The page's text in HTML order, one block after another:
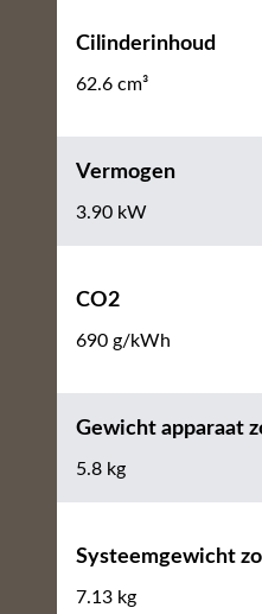
Cilinderinhoud
62.6 cm³
Vermogen
3.90 kW
CO2
690 g/kWh
Gewicht apparaat
5.8 kg
Systeemgewicht
7.13 kg